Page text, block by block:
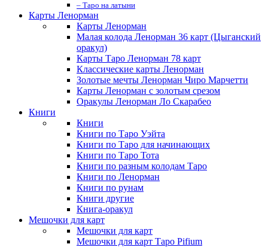
– Таро на латыни
Карты Ленорман
Карты Ленорман
Малая колода Ленорман 36 карт (Цыганский
оракул)
Карты Таро Ленорман 78 карт
Классические карты Ленорман
Золотые мечты Ленорман Чиро Марчетти
Карты Ленорман с золотым срезом
Оракулы Ленорман Ло Скарабео
Книги
Книги
Книги по Таро Уэйта
Книги по Таро для начинающих
Книги по Таро Тота
Книги по разным колодам Таро
Книги по Ленорман
Книги по рунам
Книги другие
Книга-оракул
Мешочки для карт
Мешочки для карт
Мешочки для карт Таро Pifium